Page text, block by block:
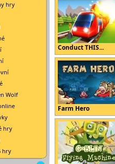
hry
Wolf
hry
hry
Conduct THIS...
Farm Hero